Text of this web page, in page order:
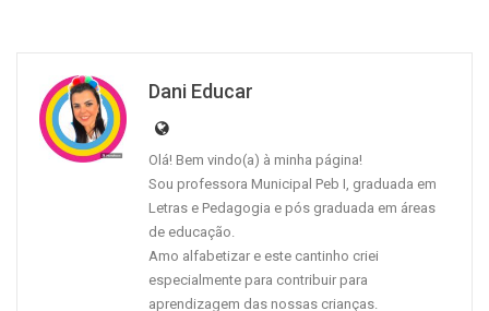
Dani Educar
Olá! Bem vindo(a) à minha página!
Sou professora Municipal Peb I, graduada em
Letras e Pedagogia e pós graduada em áreas
de educação.
Amo alfabetizar e este cantinho criei
especialmente para contribuir para
aprendizagem das nossas crianças.